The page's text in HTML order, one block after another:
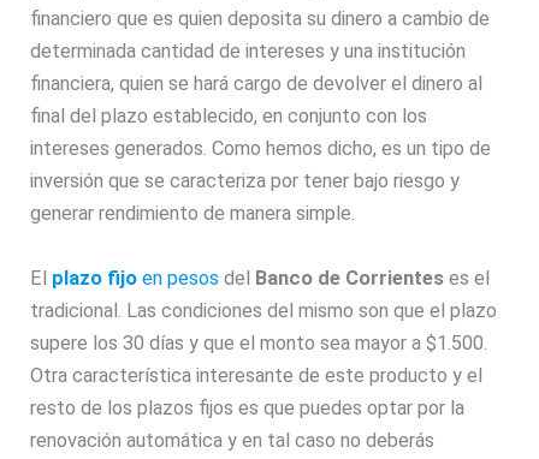
financiero que es quien deposita su dinero a cambio de
determinada cantidad de intereses y una institución
financiera, quien se hará cargo de devolver el dinero al
final del plazo establecido, en conjunto con los
intereses generados. Como hemos dicho, es un tipo de
inversión que se caracteriza por tener bajo riesgo y
generar rendimiento de manera simple.
El plazo fijo en pesos del Banco de Corrientes es el
tradicional. Las condiciones del mismo son que el plazo
supere los 30 días y que el monto sea mayor a $1.500.
Otra característica interesante de este producto y el
resto de los plazos fijos es que puedes optar por la
renovación automática y en tal caso no deberás